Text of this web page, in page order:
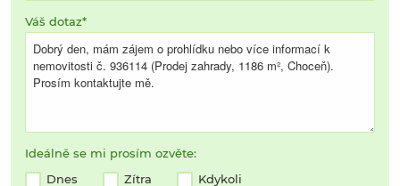
Váš dotaz
Ideálně se mi prosím ozvěte:
Dnes
Zítra Kdykoli